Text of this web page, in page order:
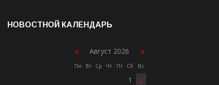
НОВОСТНОЙ КАЛЕНДАРЬ
« Август 2026 »
Пн Вт Ср Чт Пт Сб Вс
1
2